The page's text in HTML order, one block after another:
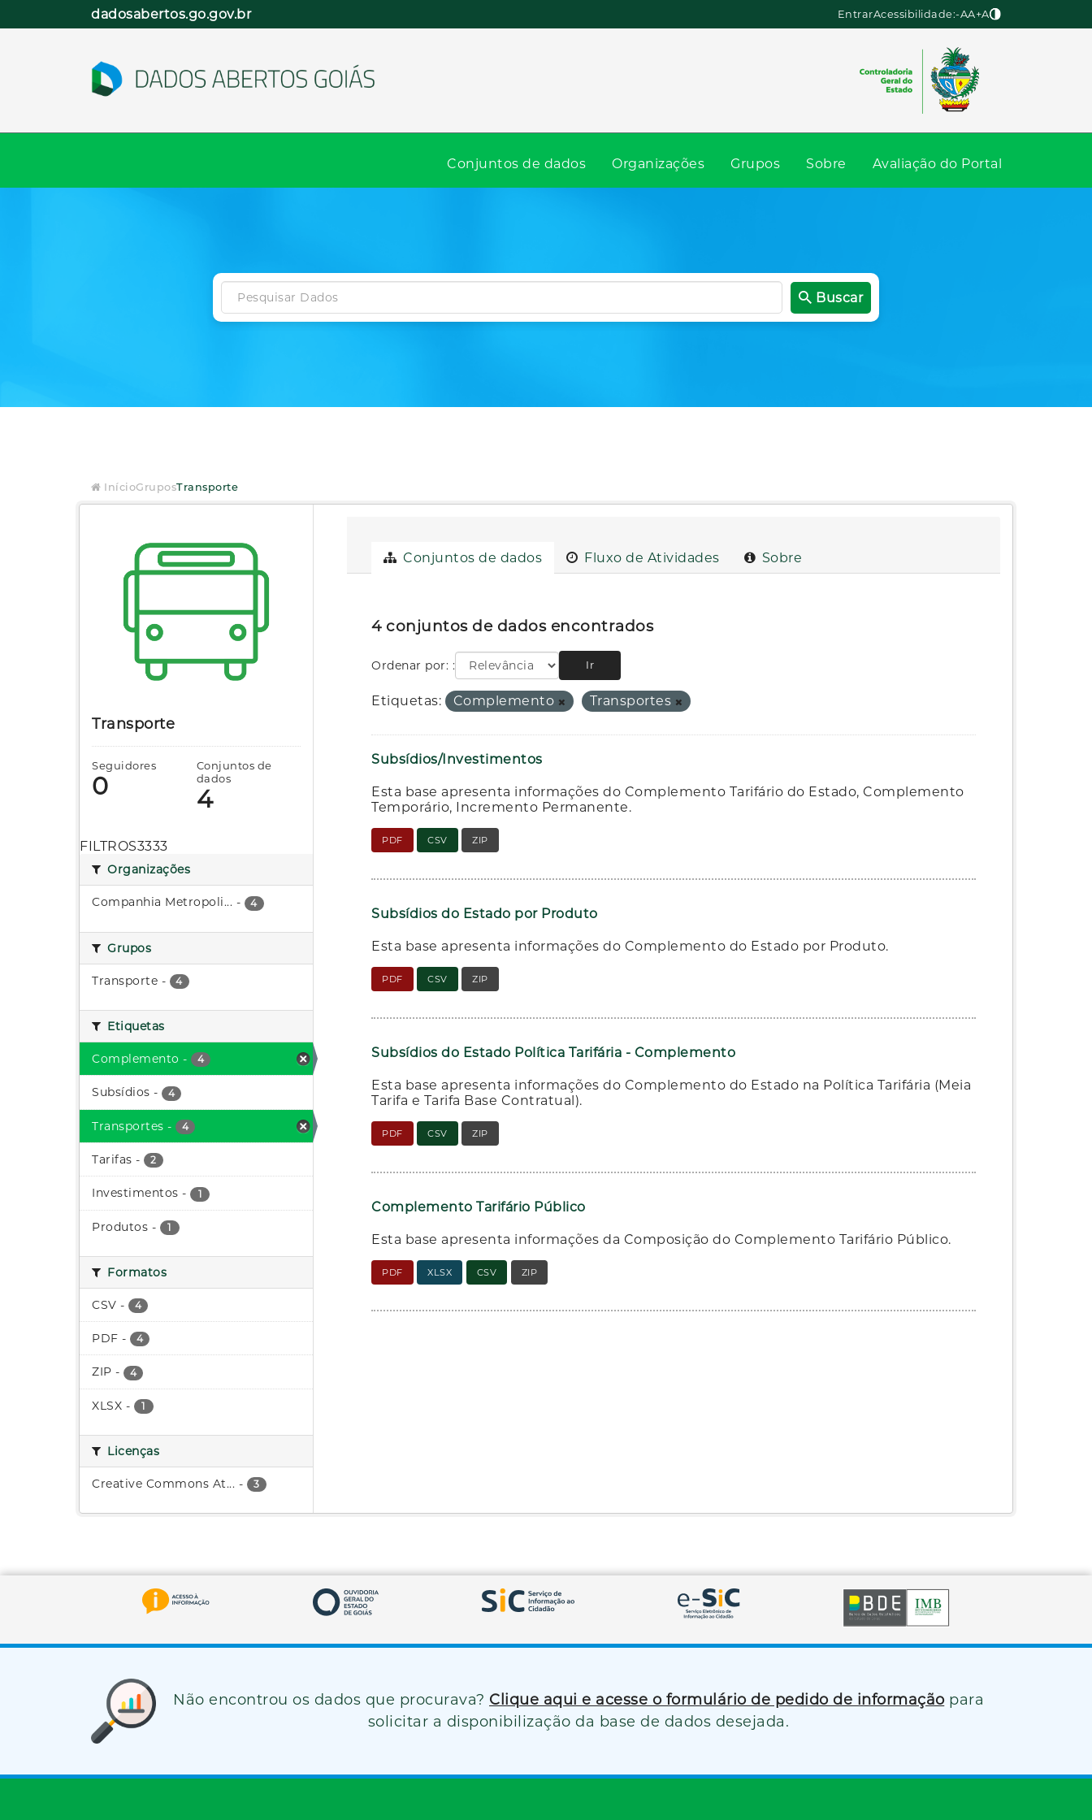
dadosabertos.go.gov.br EntrarAcessibilidade:-AA+A
Conjuntos de dados Organizações Grupos Sobre Avaliação do Portal
Buscar
InícioGruposTransporte
Transporte
Seguidores
0
Conjuntos de
dados
4
FILTROS3333
Organizações
Companhia Metropoli... - 4
Grupos
Transporte - 4
Etiquetas
Complemento - 4
Subsídios - 4
Transportes - 4
Tarifas - 2
Investimentos - 1
Produtos - 1
Formatos
CSV - 4
PDF - 4
ZIP - 4
XLSX - 1
Licenças
Creative Commons At... - 3
Conjuntos de dados Fluxo de Atividades Sobre
4 conjuntos de dados encontrados
Ordenar por: Ir
Etiquetas: Complemento Transportes
Subsídios/Investimentos
Esta base apresenta informações do Complemento Tarifário do Estado, Complemento
Temporário, Incremento Permanente.
PDF CSV ZIP
Subsídios do Estado por Produto
Esta base apresenta informações do Complemento do Estado por Produto.
PDF CSV ZIP
Subsídios do Estado Política Tarifária - Complemento
Esta base apresenta informações do Complemento do Estado na Política Tarifária (Meia
Tarifa e Tarifa Base Contratual).
PDF CSV ZIP
Complemento Tarifário Público
Esta base apresenta informações da Composição do Complemento Tarifário Público.
PDF XLSX CSV ZIP
Não encontrou os dados que procurava? Clique aqui e acesse o formulário de pedido de informação para
solicitar a disponibilização da base de dados desejada.